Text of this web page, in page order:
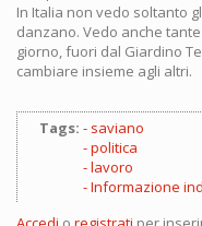
In Italia non vedo soltanto
danzano. Vedo anche
giorno, fuori dal Giardino
cambiare insieme agli altri.
Tags:
saviano
politica
lavoro
Informazione